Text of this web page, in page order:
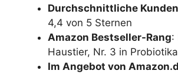
Durchschnittliche
4,4 von 5 Sternen
Amazon Bestseller-Rang:
Haustier, Nr. 3 in
Im Angebot von